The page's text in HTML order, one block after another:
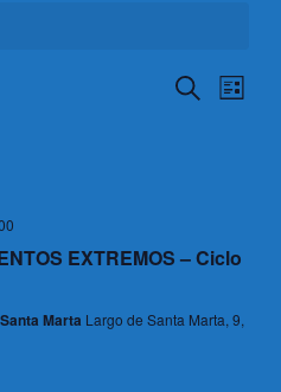
de
Pesquisar
Lista
EXTREMOS – Ciclo
Marta Largo de Santa Marta, 9,